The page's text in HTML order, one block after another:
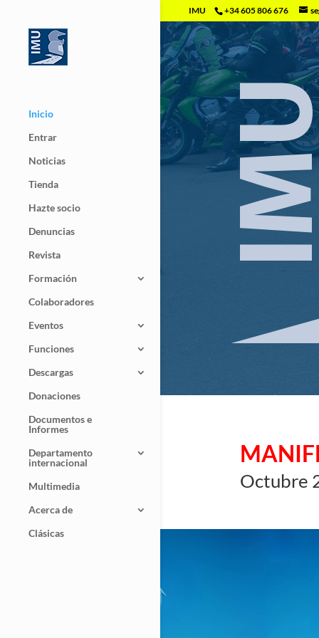
IMU +34 605 806 676
Inicio
Entrar
Noticias
Tienda
Hazte socio
Denuncias
Revista
Formación
Colaboradores
Eventos
Funciones
Descargas
Donaciones
Documentos e
Informes
Departamento
internacional
Multimedia
Acerca de
Clásicas
Octubre